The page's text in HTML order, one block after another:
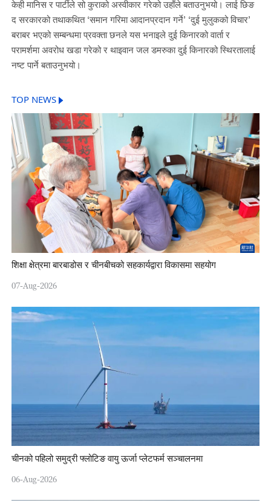
केही मानिस र पार्टीले सो कुराको अस्वीकार गरेको उहाँले बताउनुभयो। लाई छिङ
द सरकारको तथाकथित ‘समान गरिमा आदानप्रदान गर्ने’ ‘दुई मुलुकको विचार’
बराबर भएको सम्बन्धमा प्रवक्ता छनले यस भनाइले दुई किनारको वार्ता र
परामर्शमा अवरोध खडा गरेको र थाइवान जल डमरुका दुई किनारको स्थिरतालाई
नष्ट पार्ने बताउनुभयो।
TOP NEWS
शिक्षा क्षेत्रमा बारबाडोस र चीनबीचको सहकार्यद्वारा विकासमा सहयोग
07-Aug-2026
चीनको पहिलो समुद्री फ्लोटिङ वायु ऊर्जा प्लेटफर्म सञ्चालनमा
06-Aug-2026